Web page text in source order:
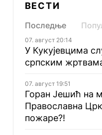
ВЕСТИ
Последње
07. август 20:14
У Кукујевцима
српским
07. август 19:51
Горан Јешић на
Православна
пожаре?!